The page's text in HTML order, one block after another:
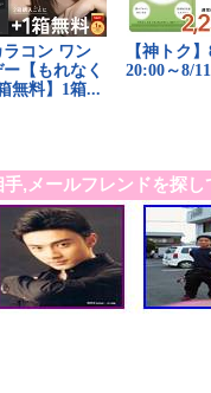
,メールフレンドを探し